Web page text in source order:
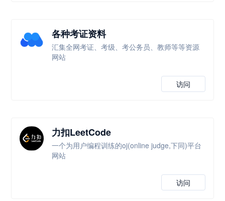
各种考证资料
汇集全网考证、考级、考公务员、教师等等资源
网站
访问
力扣LeetCode
一个为用户编程训练的oj(online judge,下同)平台
网站
访问